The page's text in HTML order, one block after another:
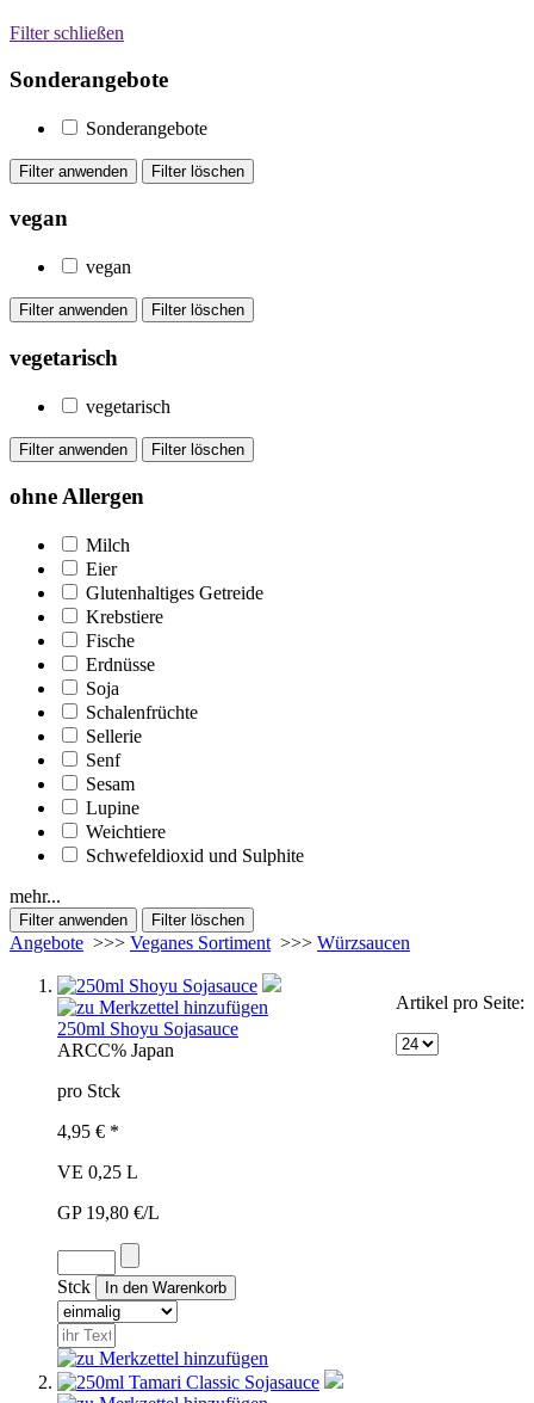
Filter schließen
Sonderangebote
Sonderangebote
vegan
vegan
vegetarisch
vegetarisch
ohne Allergen
Milch
Eier
Glutenhaltiges Getreide
Krebstiere
Fische
Erdnüsse
Soja
Schalenfrüchte
Sellerie
Senf
Sesam
Lupine
Weichtiere
Schwefeldioxid und Sulphite
mehr...
Angebote >>> Veganes Sortiment >>> Würzsaucen
Artikel pro Seite:
250ml Shoyu Sojasauce
ARCC% Japan
pro Stck
4,95 € *
VE 0,25 L
GP 19,80 €/L
Stck